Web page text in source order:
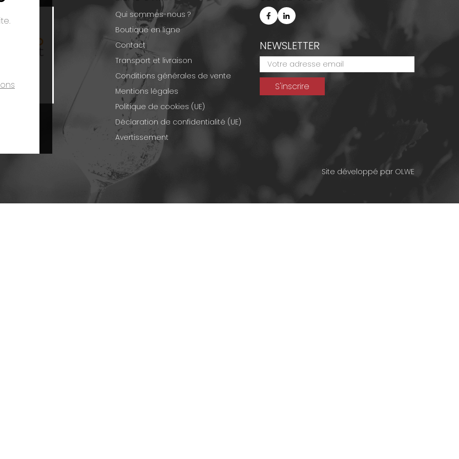
Qui sommes-nous ?
Boutique en ligne
Contact
Transport et livraison
Conditions générales de vente
Mentions légales
Politique de cookies (UE)
Déclaration de confidentialité (UE)
Avertissement
NEWSLETTER
Site développé par OLWE